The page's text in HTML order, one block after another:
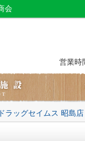
会
営業時
ドラッグセイムス 昭島店